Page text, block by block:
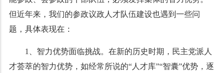
但近年来，我们的参政议政人才队伍建设也遇到一些问
题，具体表现在：
1
、智力优势面临挑战。在新的历史时期，民主党派人
才荟萃的智力优势，如经常所说的“人才库”“智囊”优势，逐